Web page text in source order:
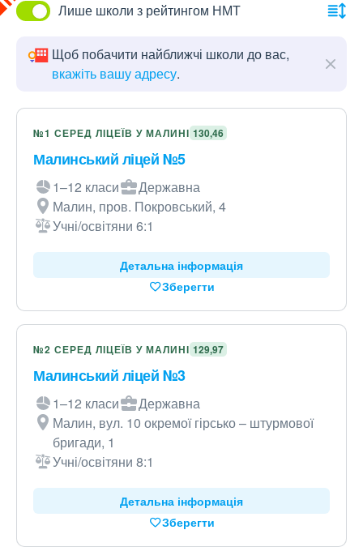
Лише школи з рейтингом НМТ
Щоб побачити найближчі школи до вас,
вкажіть вашу адресу.
№1 СЕРЕД ЛІЦЕЇВ У МАЛИНІ 130,46
Малинський ліцей №5
1–12 класи
Державна
Малин, пров. Покровський, 4
Учні/освітяни 6:1
Детальна інформація
Зберегти
№2 СЕРЕД ЛІЦЕЇВ У МАЛИНІ 129,97
Малинський ліцей №3
1–12 класи
Державна
Малин, вул. 10 окремої гірсько – штурмової
бригади, 1
Учні/освітяни 8:1
Детальна інформація
Зберегти